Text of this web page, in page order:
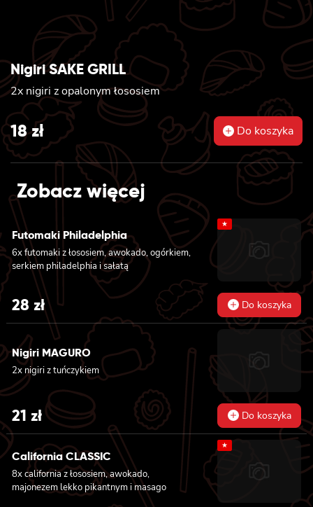
Nigiri SAKE GRILL
2x nigiri z opalonym łososiem
18zł Do koszyka
Zobacz więcej
Futomaki Philadelphia
6x futomaki z łososiem, awokado, ogórkiem,
serkiem philadelphia i sałatą
★
28 zł Do koszyka
Nigiri MAGURO
2x nigiri z tuńczykiem
21 zł Do koszyka
California CLASSIC
8x california z łososiem, awokado,
majonezem lekko pikantnym i masago
★